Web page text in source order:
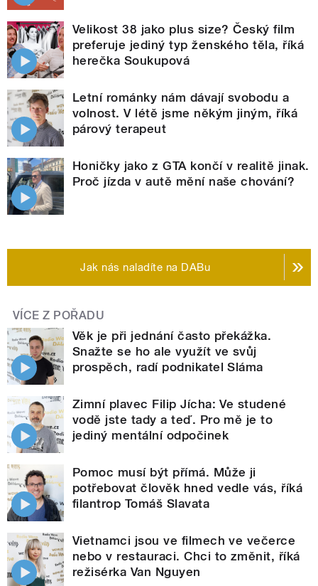
Velikost 38 jako plus size? Český film
preferuje jediný typ ženského těla, říká
herečka Soukupová
Letní románky nám dávají svobodu a
volnost. V létě jsme někým jiným, říká
párový terapeut
Honičky jako z GTA končí v realitě jinak.
Proč jízda v autě mění naše chování?
Jak nás naladíte na DABu
VÍCE Z POŘADU
Věk je při jednání často překážka.
Snažte se ho ale využít ve svůj
prospěch, radí podnikatel Sláma
Zimní plavec Filip Jícha: Ve studené
vodě jste tady a teď. Pro mě je to
jediný mentální odpočinek
Pomoc musí být přímá. Může ji
potřebovat člověk hned vedle vás, říká
filantrop Tomáš Slavata
Vietnamci jsou ve filmech ve večerce
nebo v restauraci. Chci to změnit, říká
režisérka Van Nguyen